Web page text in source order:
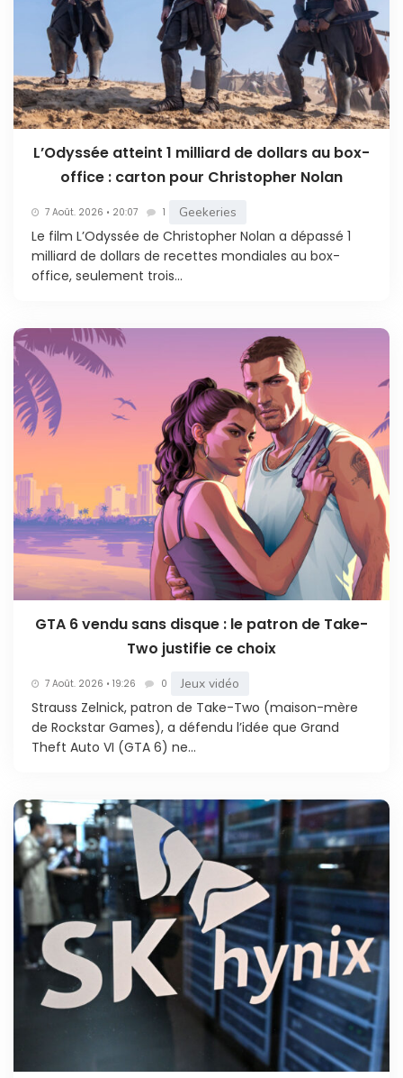
L’Odyssée atteint 1 milliard de dollars au box-
office : carton pour Christopher Nolan
7 Août. 2026 • 20:07 1 Geekeries
Le film L’Odyssée de Christopher Nolan a dépassé 1
milliard de dollars de recettes mondiales au box-
office, seulement trois...
GTA 6 vendu sans disque : le patron de Take-
Two justifie ce choix
7 Août. 2026 • 19:26 0 Jeux vidéo
Strauss Zelnick, patron de Take-Two (maison-mère
de Rockstar Games), a défendu l’idée que Grand
Theft Auto VI (GTA 6) ne...